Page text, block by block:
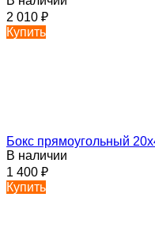
2 010 ₽
Купить
Бокс прямоугольный
В наличии
1 400 ₽
Купить